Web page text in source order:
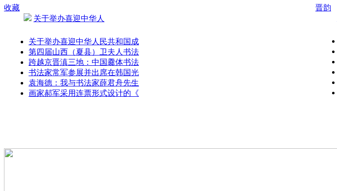
收藏
关于举办喜迎中华人
关于举办喜迎中华人民共和国成
第四届山西（夏县）卫夫人书法
跨越京晋滇三地：中国爨体书法
书法家常军参展并出席在韩国光
袁海德：我与书法家薛君舟先生
画家郝军采用连票形式设计的《
晋韵